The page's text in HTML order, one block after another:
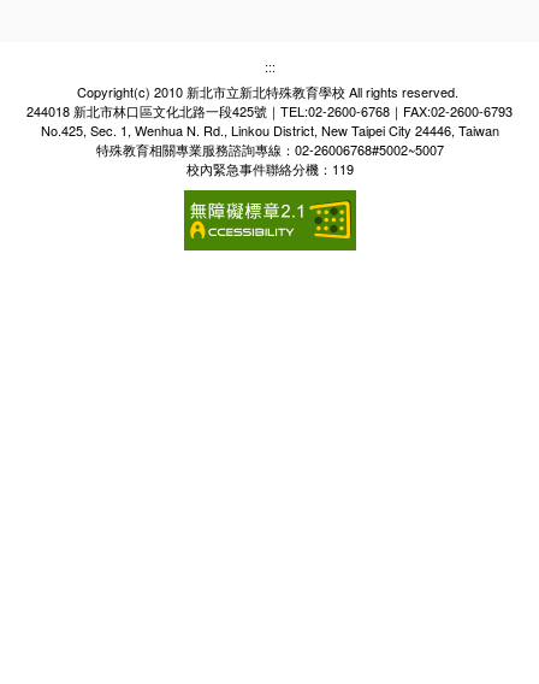
遠距學習
:::
Copyright(c) 2010 新北市立新北特殊教育學校 All rights reserved.
244018 新北市林口區文化北路一段425號｜TEL:02-2600-6768｜FAX:02-2600-6793
No.425, Sec. 1, Wenhua N. Rd., Linkou District, New Taipei City 24446, Taiwan
特殊教育相關專業服務諮詢專線：02-26006768#5002~5007
校內緊急事件聯絡分機：119